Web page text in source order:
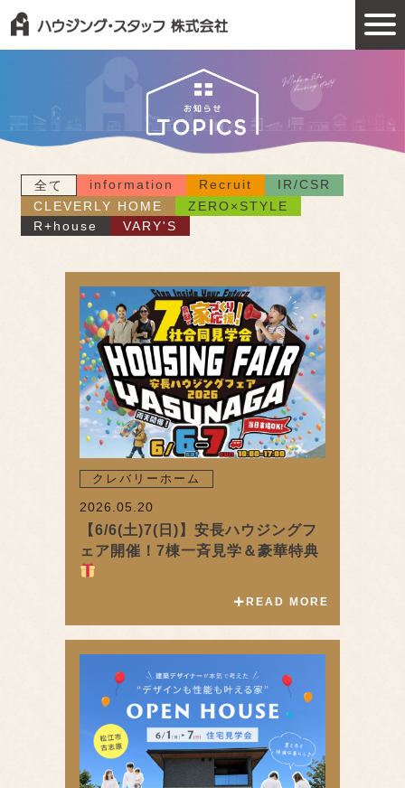
全て information Recruit
IR/CSR
CLEVERLY HOME
ZERO×STYLE
R+house
VARY'S
クレバリーホーム
2026.05.20
【6/6(土)7(日)】安長ハウジングフ
ェア開催！7棟一斉見学＆豪華特典
READ MORE